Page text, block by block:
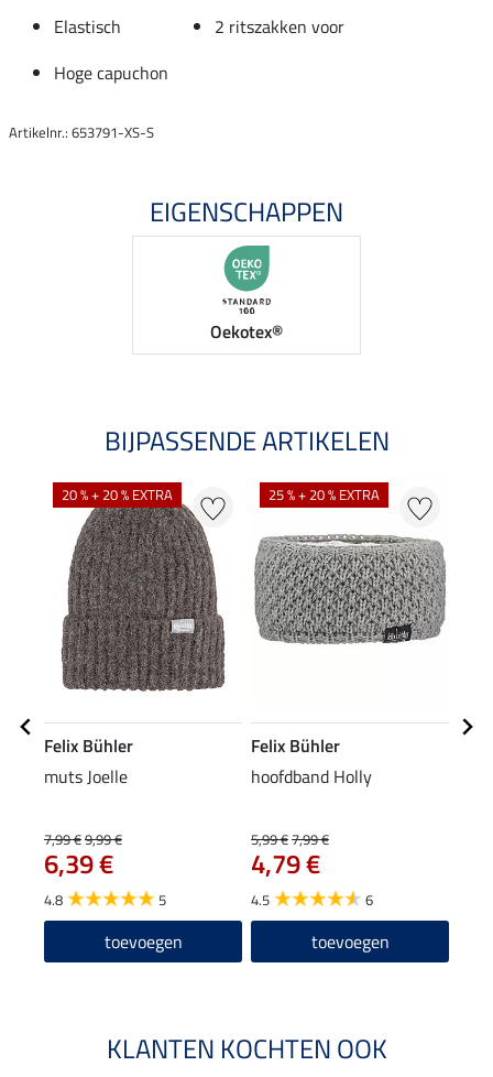
Elastisch
2 ritszakken voor
Hoge capuchon
Artikelnr.: 653791-XS-S
EIGENSCHAPPEN
Oekotex®
BIJPASSENDE ARTIKELEN
20 % + 20 % EXTRA
Felix Bühler
muts Joelle
7,99 €9,99 €
6,39 €
4.8 5
toevoegen
25 % + 20 % EXTRA
Felix Bühler
hoofdband Holly
5,99 €7,99 €
4,79 €
4.5 6
toevoegen
KLANTEN KOCHTEN OOK